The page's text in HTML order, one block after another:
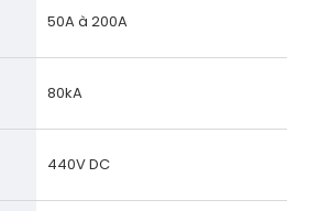
50A à 200A
80kA
440V DC